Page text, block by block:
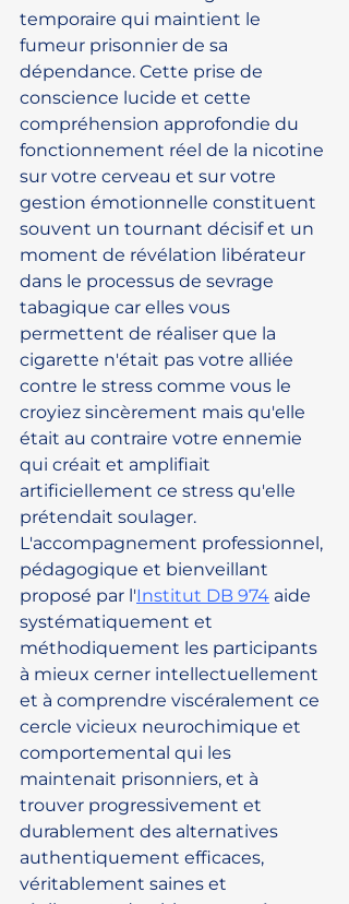
temporaire qui maintient le
fumeur prisonnier de sa
dépendance. Cette prise de
conscience lucide et cette
compréhension approfondie du
fonctionnement réel de la nicotine
sur votre cerveau et sur votre
gestion émotionnelle constituent
souvent un tournant décisif et un
moment de révélation libérateur
dans le processus de sevrage
tabagique car elles vous
permettent de réaliser que la
cigarette n'était pas votre alliée
contre le stress comme vous le
croyiez sincèrement mais qu'elle
était au contraire votre ennemie
qui créait et amplifiait
artificiellement ce stress qu'elle
prétendait soulager.
L'accompagnement professionnel,
pédagogique et bienveillant
proposé par l'Institut DB 974 aide
systématiquement et
méthodiquement les participants
à mieux cerner intellectuellement
et à comprendre viscéralement ce
cercle vicieux neurochimique et
comportemental qui les
maintenait prisonniers, et à
trouver progressivement et
durablement des alternatives
authentiquement efficaces,
véritablement saines et